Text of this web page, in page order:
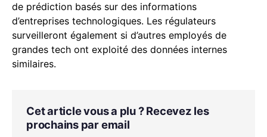
de prédiction basés sur des informations
d’entreprises technologiques. Les régulateurs
surveilleront également si d’autres employés de
grandes tech ont exploité des données internes
similaires.
Cet article vous a plu ? Recevez les
prochains par email